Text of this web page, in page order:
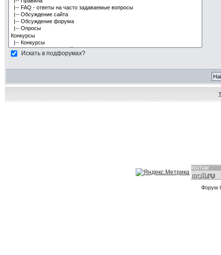
Искать в подфорумах?
Форум